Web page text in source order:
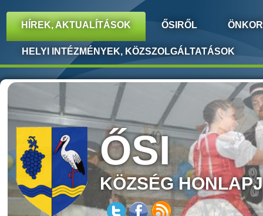
HÍREK, AKTUALÍTÁSOK ŐSIRŐL
HELYI INTÉZMÉNYEK, KÖZSZOLGÁLTATÁSOK
ŐSI
KÖZSÉG